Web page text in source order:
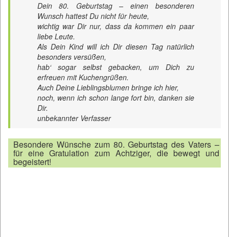
Dein 80. Geburtstag – einen besonderen
Wunsch hattest Du nicht für heute,
wichtig war Dir nur, dass da kommen ein paar
liebe Leute.
Als Dein Kind will ich Dir diesen Tag natürlich
besonders versüßen,
hab‘ sogar selbst gebacken, um Dich zu
erfreuen mit Kuchengrüßen.
Auch Deine Lieblingsblumen bringe ich hier,
noch, wenn ich schon lange fort bin, danken sie
Dir.
unbekannter Verfasser
Besondere Wünsche zum 80. Geburtstag des Vaters –
für eine Gratulation zum Achtziger, die bewegt und
begeistert!